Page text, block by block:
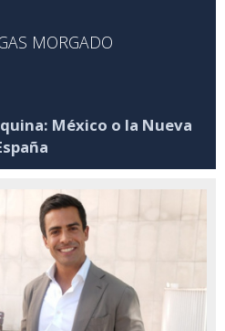
MORGADO
México o la Nueva